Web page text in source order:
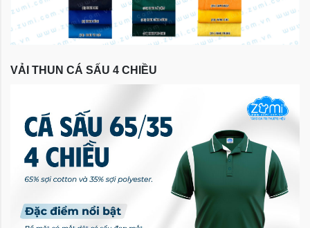
VẢI THUN CÁ SẤU 4 CHIỀU